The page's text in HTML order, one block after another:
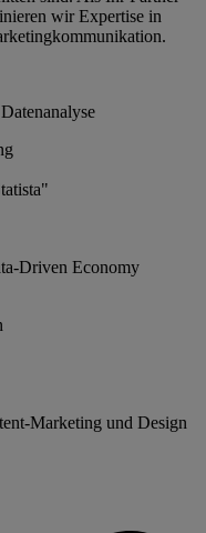
wir Expertise in
Driven Economy
Marketing und Design